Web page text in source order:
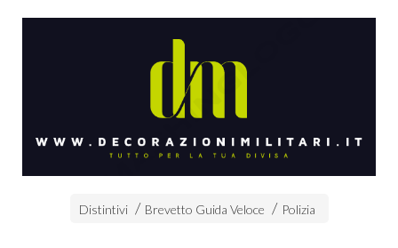
Distintivi Brevetto Guida Veloce Polizia